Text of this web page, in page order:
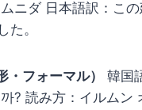
ニダ 日本語訳：こ
た。
フォーマル）
韓国
? 読み方：イルムン